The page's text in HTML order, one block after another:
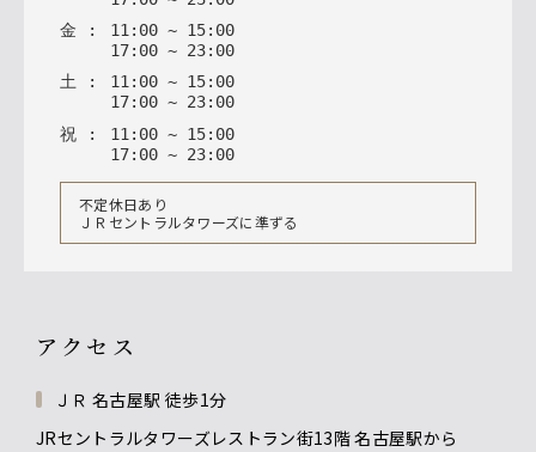
金 : 11: 00 ~ 15: 00
17: 00 ~ 23: 00
土 : 11: 00 ~ 15: 00
17: 00 ~ 23: 00
祝 : 11 : 00 ~ 15: 00
17: 00 ~ 23: 00
不定休日あり
ＪＲセントラルタワーズに準ずる
アクセス
ＪＲ 名古屋駅 徒歩1分
JRセントラルタワーズレストラン街13階 名古屋駅から